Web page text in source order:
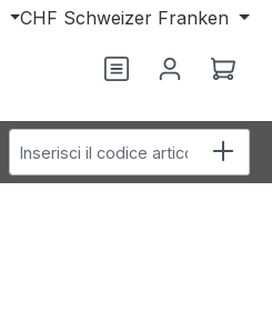
CHF Schweizer Franken
Hai 0 articoliIl
Inserisci il codice articolo